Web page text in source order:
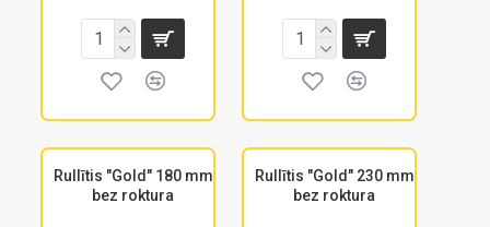
Rullītis "Gold" 180 mm
bez roktura
Rullītis "Gold" 230 mm
bez roktura